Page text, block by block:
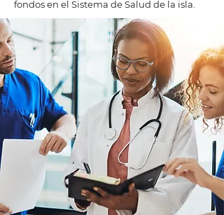
fondos en el Sistema de Salud de la isla.